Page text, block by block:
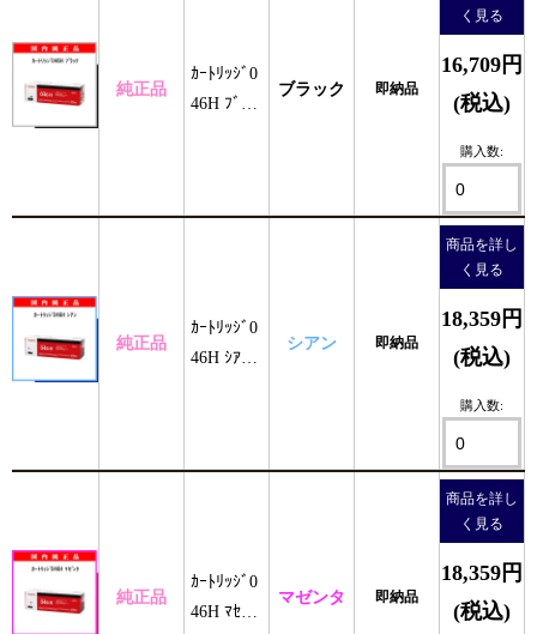
純正品
ｶｰﾄﾘｯｼﾞ0
46H ﾌﾞﾗｯ
ブラック 即納品
く見る
16,709円
(税込)
購入数:
純正品
ｶｰﾄﾘｯｼﾞ0
46H ｼｱﾝ
シアン 即納品
商品を詳し
く見る
18,359円
(税込)
購入数:
純正品
ｶｰﾄﾘｯｼﾞ0
46H ﾏｾﾞﾝ
マゼンタ 即納品
商品を詳し
く見る
18,359円
(税込)